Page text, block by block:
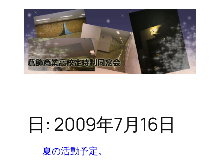
日: 2009年7月16日
夏の活動予定。